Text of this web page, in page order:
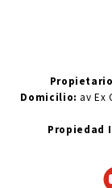
Domicilio: av Ex
Propiedad